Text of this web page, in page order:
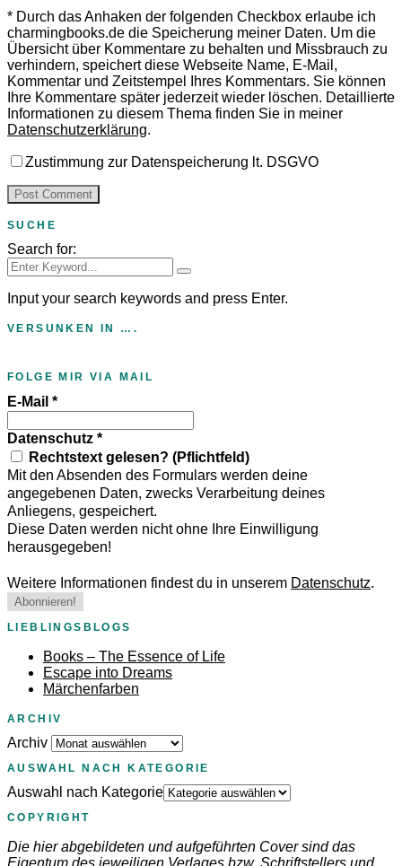
* Durch das Anhaken der folgenden Checkbox erlaube ich
charmingbooks.de die Speicherung meiner Daten. Um die
Übersicht über Kommentare zu behalten und Missbrauch zu
verhindern, speichert diese Webseite Name, E-Mail,
Kommentar und Zeitstempel Ihres Kommentars. Sie können
Ihre Kommentare später jederzeit wieder löschen. Detaillierte
Informationen zu diesem Thema finden Sie in meiner
Datenschutzerklärung.
Zustimmung zur Datenspeicherung lt. DSGVO
SUCHE
Search for:
Input your search keywords and press Enter.
VERSUNKEN IN ….
FOLGE MIR VIA MAIL
E-Mail *
Datenschutz *
Rechtstext gelesen? (Pflichtfeld)
Mit den Absenden des Formulars werden deine
angegebenen Daten, zwecks Verarbeitung deines
Anliegens, gespeichert.
Diese Daten werden nicht ohne Ihre Einwilligung
herausgegeben!
Weitere Informationen findest du in unserem Datenschutz.
LIEBLINGSBLOGS
Books – The Essence of Life
Escape into Dreams
Märchenfarben
ARCHIV
Archiv
AUSWAHL NACH KATEGORIE
Auswahl nach Kategorie
COPYRIGHT
Die hier abgebildeten und aufgeführten Cover sind das
Eigentum des jeweiligen Verlages bzw. Schriftstellers und